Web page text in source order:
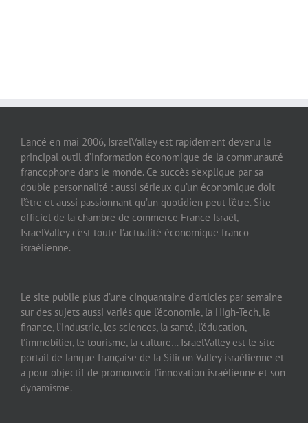
Lancé en mai 2006, IsraelValley est rapidement devenu le
principal outil d’information économique de la communauté
francophone dans le monde. Ce succès s’explique par sa
double personnalité : aussi sérieux qu’un économique doit
l’être et aussi passionnant qu’un quotidien peut l’être. Site
officiel de la chambre de commerce France Israël,
IsraelValley c’est toute l’actualité économique franco-
israélienne.
Le site publie plus d’une cinquantaine d’articles par semaine
sur des sujets aussi variés que l’économie, la High-Tech, la
finance, l’industrie, les sciences, la santé, l’éducation,
l’immobilier, le tourisme, la culture… IsraelValley est le site
portail de langue française de la Silicon Valley israélienne et
a pour objectif de promouvoir l’innovation israélienne et son
dynamisme.